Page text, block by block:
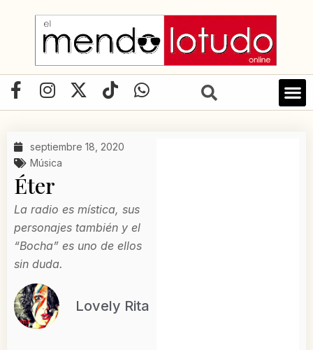
contenido
F
a
e
b
o
o
k
-
f
I
n
t
a
r
a
m
X
-
w
e
r
T
i
t
W
h
septiembre 18, 2020
Música
Éter
La radio es mística, sus
personajes también y el
“Bocha” es uno de ellos
sin duda.
Lovely Rita